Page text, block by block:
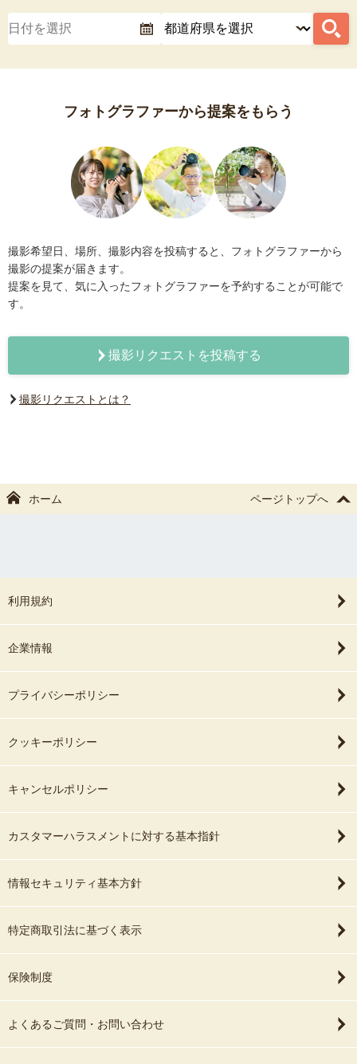
フォトグラファーから提案をもらう
撮影希望日、場所、撮影内容を投稿すると、フォトグラファーから
撮影の提案が届きます。
提案を見て、気に入ったフォトグラファーを予約することが可能で
す。
撮影リクエストを投稿する
撮影リクエストとは？
ホーム ページトップへ
利用規約
企業情報
プライバシーポリシー
クッキーポリシー
キャンセルポリシー
カスタマーハラスメントに対する基本指針
情報セキュリティ基本方針
特定商取引法に基づく表示
保険制度
よくあるご質問・お問い合わせ